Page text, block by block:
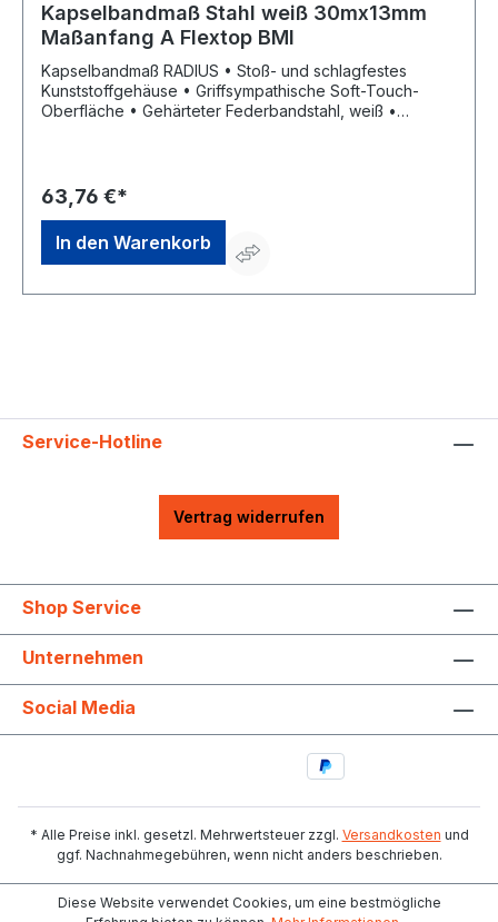
Kapselbandmaß Stahl weiß 30mx13mm
Maßanfang A Flextop BMI
Kapselbandmaß RADIUS • Stoß- und schlagfestes
Kunststoffgehäuse • Griffsympathische Soft-Touch-
Oberfläche • Gehärteter Federbandstahl, weiß •
10 cm nach Anfangsbeschlag) • Kurbelarm kann von
Rechts- auf Linkshänderbetrieb umgestellt werden •
Parkposition für Kurbelarm und Anfangsring • EG-
Genauigkeitsklasse II
63,76 €*
In den Warenkorb
Service-Hotline
Vertrag widerrufen
Shop Service
Unternehmen
Social Media
* Alle Preise inkl. gesetzl. Mehrwertsteuer zzgl. Versandkosten und
ggf. Nachnahmegebühren, wenn nicht anders beschrieben.
Diese Website verwendet Cookies, um eine bestmögliche